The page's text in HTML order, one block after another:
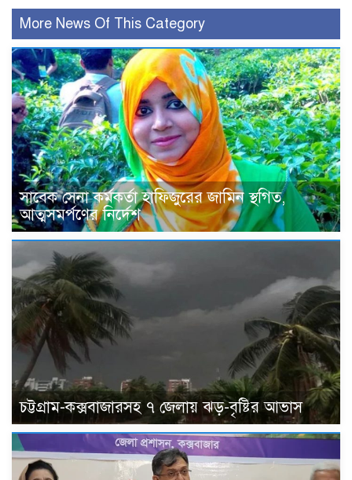
More News Of This Category
সাবেক সেনা কর্মকর্তা হাফিজুরের জামিন স্থগিত,
আত্মসমর্পণের নির্দেশ
চট্টগ্রাম-কক্সবাজারসহ ৭ জেলায় ঝড়-বৃষ্টির আভাস